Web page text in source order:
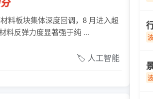
料板块集体深度回调，8 月进入超
料反弹力度显著强于纯 ...
🏷️ 人工智能